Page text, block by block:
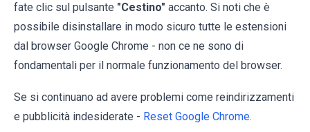
fate clic sul pulsante "Cestino" accanto. Si noti che è
possibile disinstallare in modo sicuro tutte le estensioni
dal browser Google Chrome - non ce ne sono di
fondamentali per il normale funzionamento del browser.
Se si continuano ad avere problemi come reindirizzamenti
e pubblicità indesiderate - Reset Google Chrome.